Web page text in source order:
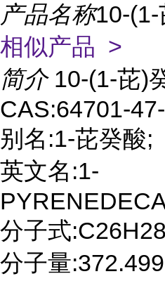
产品名称10-(1-
相似产品 >
简介 10-(1-芘)
CAS:64701-
别名:1-芘癸酸;
英文名:1-
分子式
分子量:372.499